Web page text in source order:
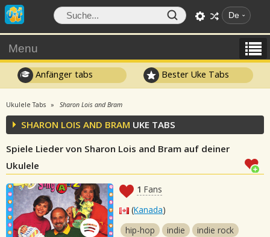
De
Menu
Anfänger tabs Bester Uke Tabs
Ukulele Tabs Sharon Lois and Bram
SHARON LOIS AND BRAM UKE TABS
Spiele Lieder von Sharon Lois and Bram auf deiner
Ukulele
1 Fans
(Kanada)
hip-hop
indie
indie rock